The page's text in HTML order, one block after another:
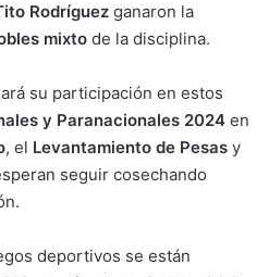
Rodríguez ganaron la
mixto de la disciplina.
su participación en estos
y Paranacionales 2024 en
, el Levantamiento de Pesas y
seguir cosechando
deportivos se están